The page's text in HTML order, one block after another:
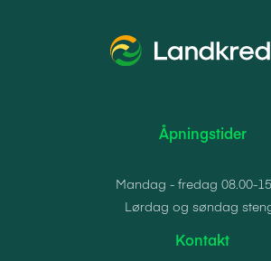
Åpningstider
Mandag - fredag 08.00-
Lørdag og søndag
Kontakt